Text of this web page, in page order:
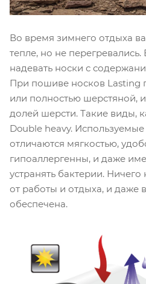
Во время зимнего отдыха
тепле, но не
надевать носки с
При пошиве носков Lasting
или полностью шерстяной,
долей шерсти. Такие виды,
Double heavy.
отличаются мягкостью,
гипоаллергенны, и даже
устранять бактерии. Ничего
от работы и отдыха, и даже
обеспечена.